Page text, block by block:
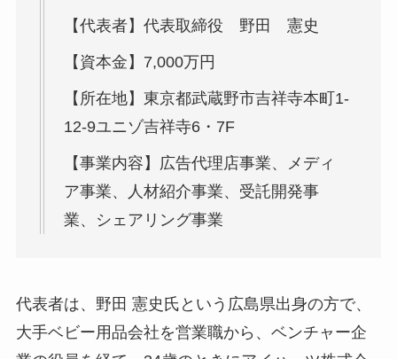
【代表者】代表取締役 野田 憲史
【資本金】7,000万円
【所在地】東京都武蔵野市吉祥寺本町1-
12-9ユニゾ吉祥寺6・7F
【事業内容】広告代理店事業、メディ
ア事業、人材紹介事業、受託開発事
業、シェアリング事業
代表者は、野田 憲史氏という広島県出身の方で、
大手ベビー用品会社を営業職から、ベンチャー企